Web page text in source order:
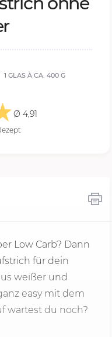
1 GLAS À CA. 400 G
Ø 4,91
Low Carb? Dann
für dein
weißer und
easy mit dem
wartest du noch?